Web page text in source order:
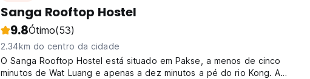
Sanga Rooftop Hostel
9.8Ótimo(53)
2.34km do centro da cidade
O Sanga Rooftop Hostel está situado em Pakse, a menos de cinco
minutos de Wat Luang e apenas a dez minutos a pé do rio Kong. A